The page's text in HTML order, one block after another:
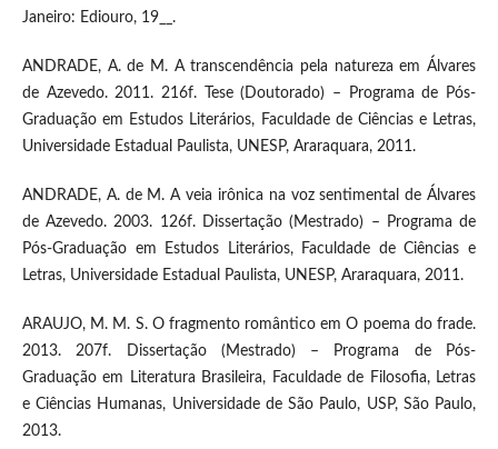
Janeiro: Ediouro, 19__.
ANDRADE, A. de M. A transcendência pela natureza em Álvares
de Azevedo. 2011. 216f. Tese (Doutorado) – Programa de Pós-
Graduação em Estudos Literários, Faculdade de Ciências e Letras,
Universidade Estadual Paulista, UNESP, Araraquara, 2011.
ANDRADE, A. de M. A veia irônica na voz sentimental de Álvares
de Azevedo. 2003. 126f. Dissertação (Mestrado) – Programa de
Pós-Graduação em Estudos Literários, Faculdade de Ciências e
Letras, Universidade Estadual Paulista, UNESP, Araraquara, 2011.
ARAUJO, M. M. S. O fragmento romântico em O poema do frade.
2013. 207f. Dissertação (Mestrado) – Programa de Pós-
Graduação em Literatura Brasileira, Faculdade de Filosofia, Letras
e Ciências Humanas, Universidade de São Paulo, USP, São Paulo,
2013.